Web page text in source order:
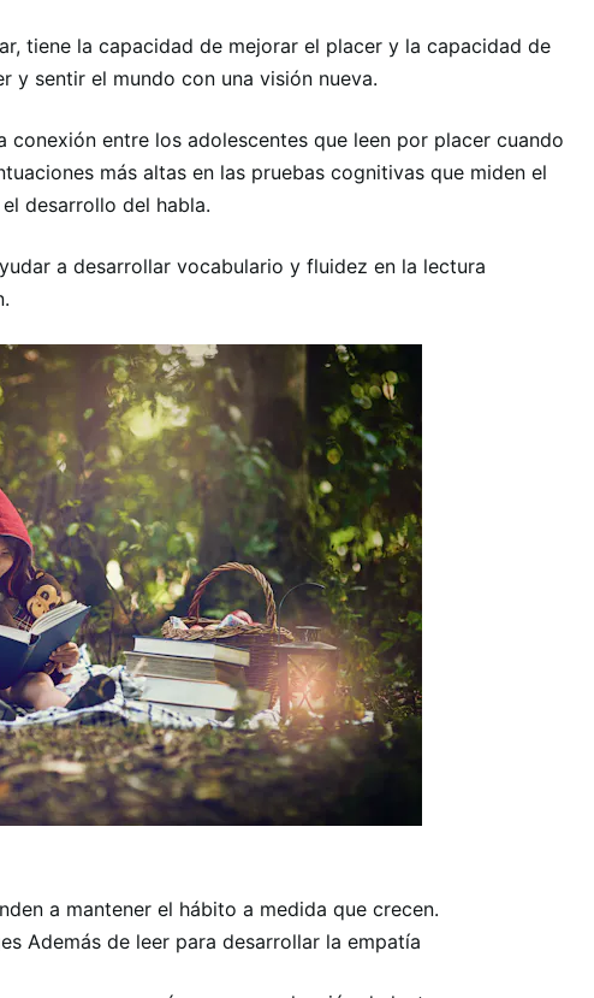
tiene la capacidad de mejorar el placer y la capacidad de
y sentir el mundo con una visión nueva.
conexión entre los adolescentes que leen por placer cuando
más altas en las pruebas cognitivas que miden el
desarrollo del habla.
a desarrollar vocabulario y fluidez en la lectura
a mantener el hábito a medida que crecen.
Además de leer para desarrollar la empatía